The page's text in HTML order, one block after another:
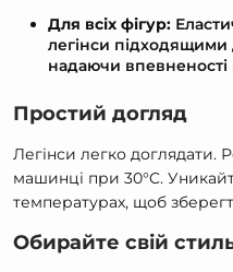
Для всіх фігур:
легінси підходящими
надаючи впевненості
Простий догляд
Легінси легко доглядати.
машинці при 30°C.
температурах, щоб
Обирайте свій